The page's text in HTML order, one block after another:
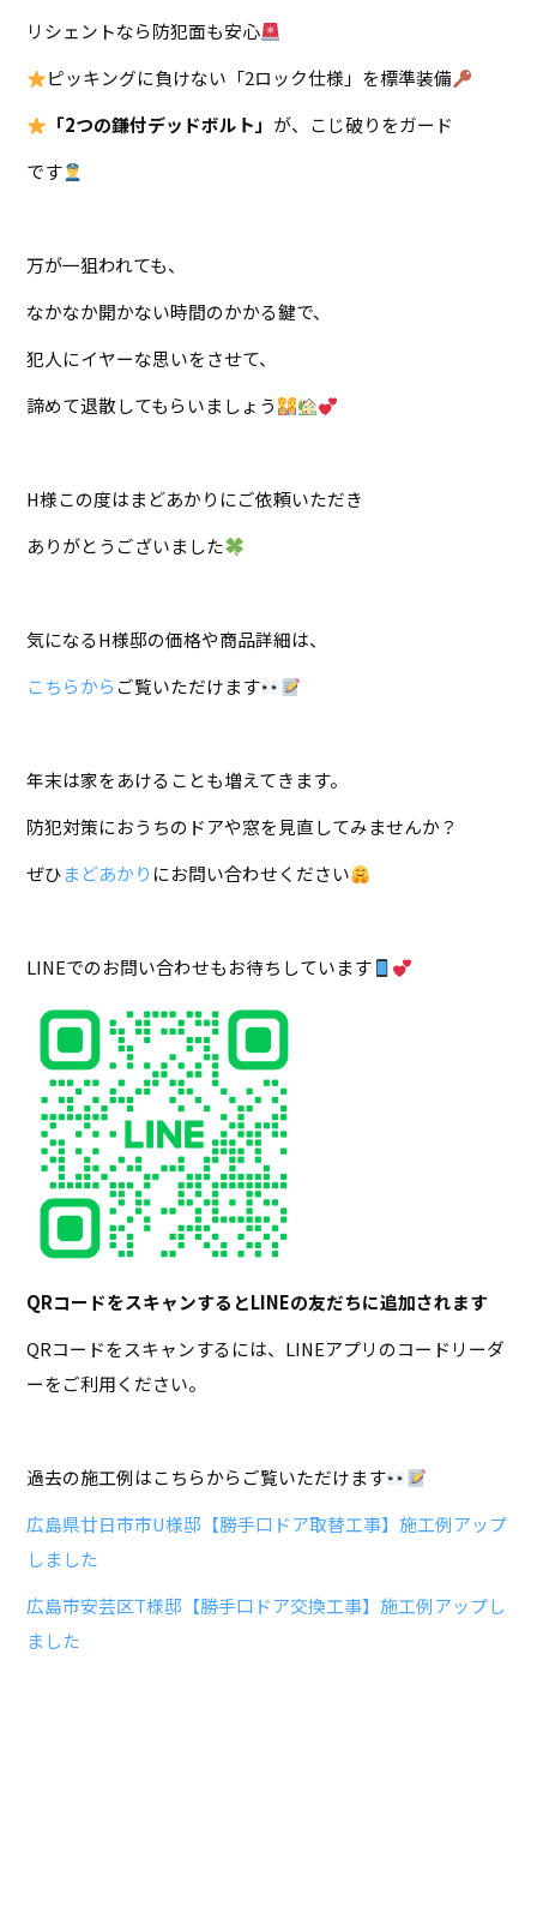
リシェントなら防犯面も安心
ピッキングに負けない「2ロック仕様」を標準装備
「2つの鎌付デッドボルト」 が、こじ破りをガード
です
万が一狙われても、
なかなか開かない時間のかかる鍵で、
犯人にイヤーな思いをさせて、
諦めて退散してもらいましょう
H様この度はまどあかりにご依頼いただき
ありがとうございました
気になるH様邸の価格や商品詳細は、
こちらから ご覧いただけます
年末は家をあけることも増えてきます。
防犯対策におうちのドアや窓を見直してみませんか？
ぜひまどあかり にお問い合わせください
LINEでのお問い合わせもお待ちしています
QRコードをスキャンするとLINEの友だちに追加されます
QRコードをスキャンするには、LINEアプリのコードリーダ
ーをご利用ください。
過去の施工例はこちらからご覧いただけます
広島県廿日市市U様邸【勝手口ドア取替工事】施工例アップ
しました
広島市安芸区T様邸【勝手口ドア交換工事】施工例アップし
ました